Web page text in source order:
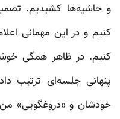
و حاشیه‌ها کشیدیم.
کنیم و در این مهمانی
کنیم. در ظاهر همگی
پنهانی جلسه‌ای ترتیب
خودشان و «دروغگویی»